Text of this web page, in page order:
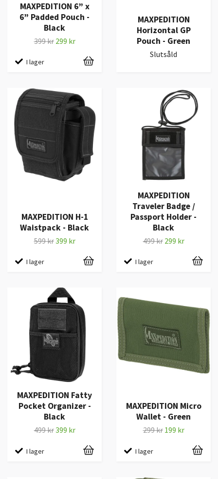
MAXPEDITION 6” x
6” Padded Pouch -
Black
399 kr 299 kr
I lager
MAXPEDITION
Horizontal GP
Pouch - Green
Slutsåld
MAXPEDITION H-1
Waistpack - Black
599 kr399 kr
I lager
MAXPEDITION
Traveler Badge /
Passport Holder -
Black
499 kr 299 kr
I lager
MAXPEDITION Fatty
Pocket Organizer -
Black
499 kr399 kr
I lager
MAXPEDITION Micro
Wallet - Green
299 kr 199 kr
I lager